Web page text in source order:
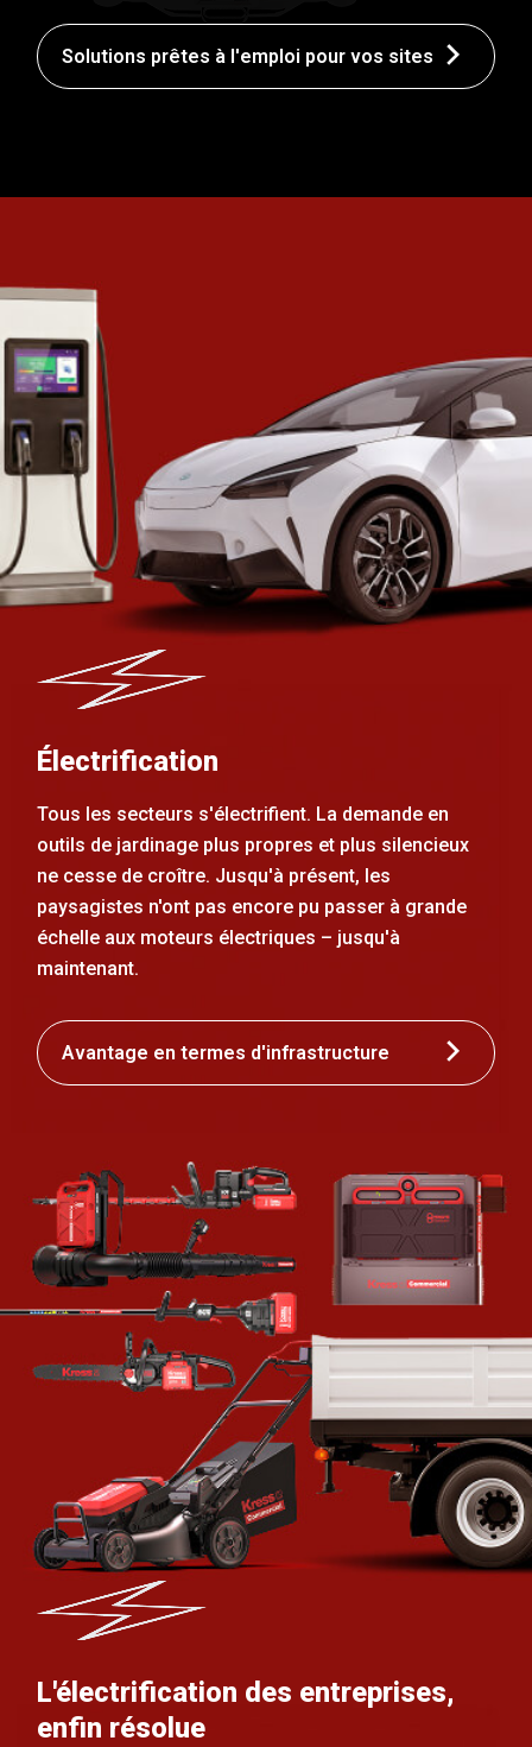
Solutions prêtes à l'emploi pour vos sites
Électrification
Tous les secteurs s'électrifient. La demande en
outils de jardinage plus propres et plus silencieux
ne cesse de croître. Jusqu'à présent, les
paysagistes n'ont pas encore pu passer à grande
échelle aux moteurs électriques – jusqu'à
maintenant.
Avantage en termes d'infrastructure
L'électrification des entreprises,
enfin résolue